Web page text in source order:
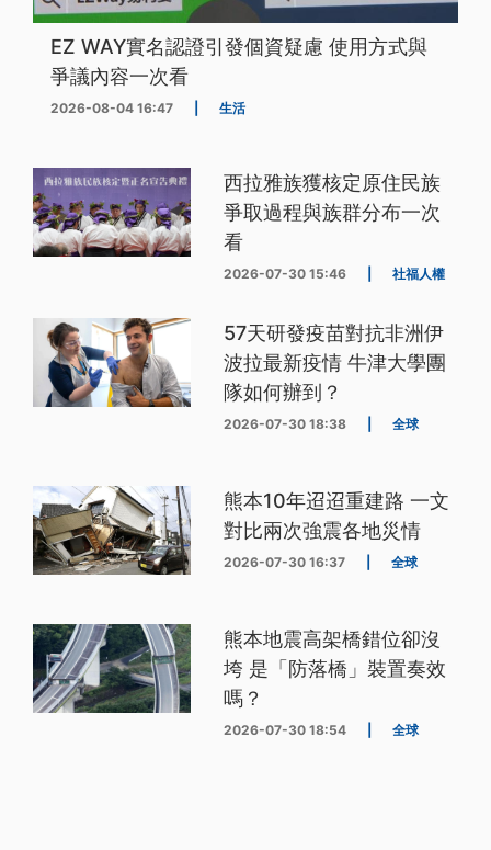
EZ WAY實名認證引發個資疑慮 使用方式與
爭議內容一次看
2026-08-04 16:47 生活
西拉雅族獲核定原住民族
爭取過程與族群分布一次
看
2026-07-30 15:46 社福人權
57天研發疫苗對抗非洲伊
波拉最新疫情 牛津大學團
隊如何辦到？
2026-07-30 18:38 全球
熊本10年迢迢重建路 一文
對比兩次強震各地災情
2026-07-30 16:37 全球
熊本地震高架橋錯位卻沒
垮 是「防落橋」裝置奏效
嗎？
2026-07-30 18:54 全球